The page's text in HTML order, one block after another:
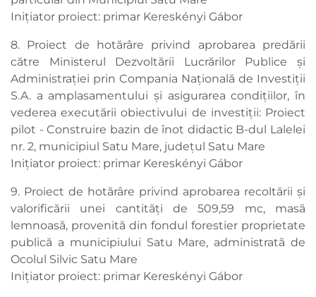
Inițiator proiect: primar Kereskényi Gábor
8. Proiect de hotărâre privind aprobarea predării
către Ministerul Dezvoltării Lucrărilor Publice și
Administrației prin Compania Națională de Investiții
S.A. a amplasamentului și asigurarea condițiilor, în
vederea executării obiectivului de investiții: Proiect
pilot - Construire bazin de înot didactic B-dul Lalelei
nr. 2, municipiul Satu Mare, județul Satu Mare
Inițiator proiect: primar Kereskényi Gábor
9. Proiect de hotărâre privind aprobarea recoltării și
valorificării unei cantități de 509,59 mc, masă
lemnoasă, provenită din fondul forestier proprietate
publică a municipiului Satu Mare, administrată de
Ocolul Silvic Satu Mare
Inițiator proiect: primar Kereskényi Gábor